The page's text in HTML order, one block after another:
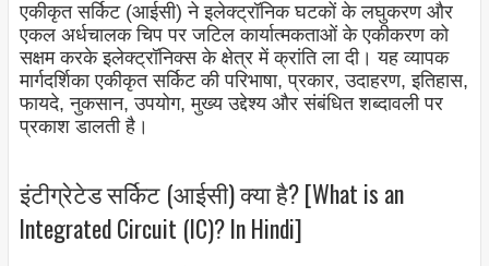
एकीकृत सर्किट (आईसी) ने इलेक्ट्रॉनिक घटकों के लघुकरण और
एकल अर्धचालक चिप पर जटिल कार्यात्मकताओं के एकीकरण को
सक्षम करके इलेक्ट्रॉनिक्स के क्षेत्र में क्रांति ला दी। यह व्यापक
मार्गदर्शिका एकीकृत सर्किट की परिभाषा, प्रकार, उदाहरण, इतिहास,
फायदे, नुकसान, उपयोग, मुख्य उद्देश्य और संबंधित शब्दावली पर
प्रकाश डालती है।
इंटीग्रेटेड सर्किट (आईसी) क्या है? [What is an
Integrated Circuit (IC)? In Hindi]